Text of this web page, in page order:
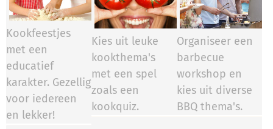
Kookfeestjes
met een
educatief
karakter. Gezellig
voor iedereen
en lekker!
Kies uit leuke
kookthema's
met een spel
zoals een
kookquiz.
Organiseer een
barbecue
workshop en
kies uit diverse
BBQ thema's.